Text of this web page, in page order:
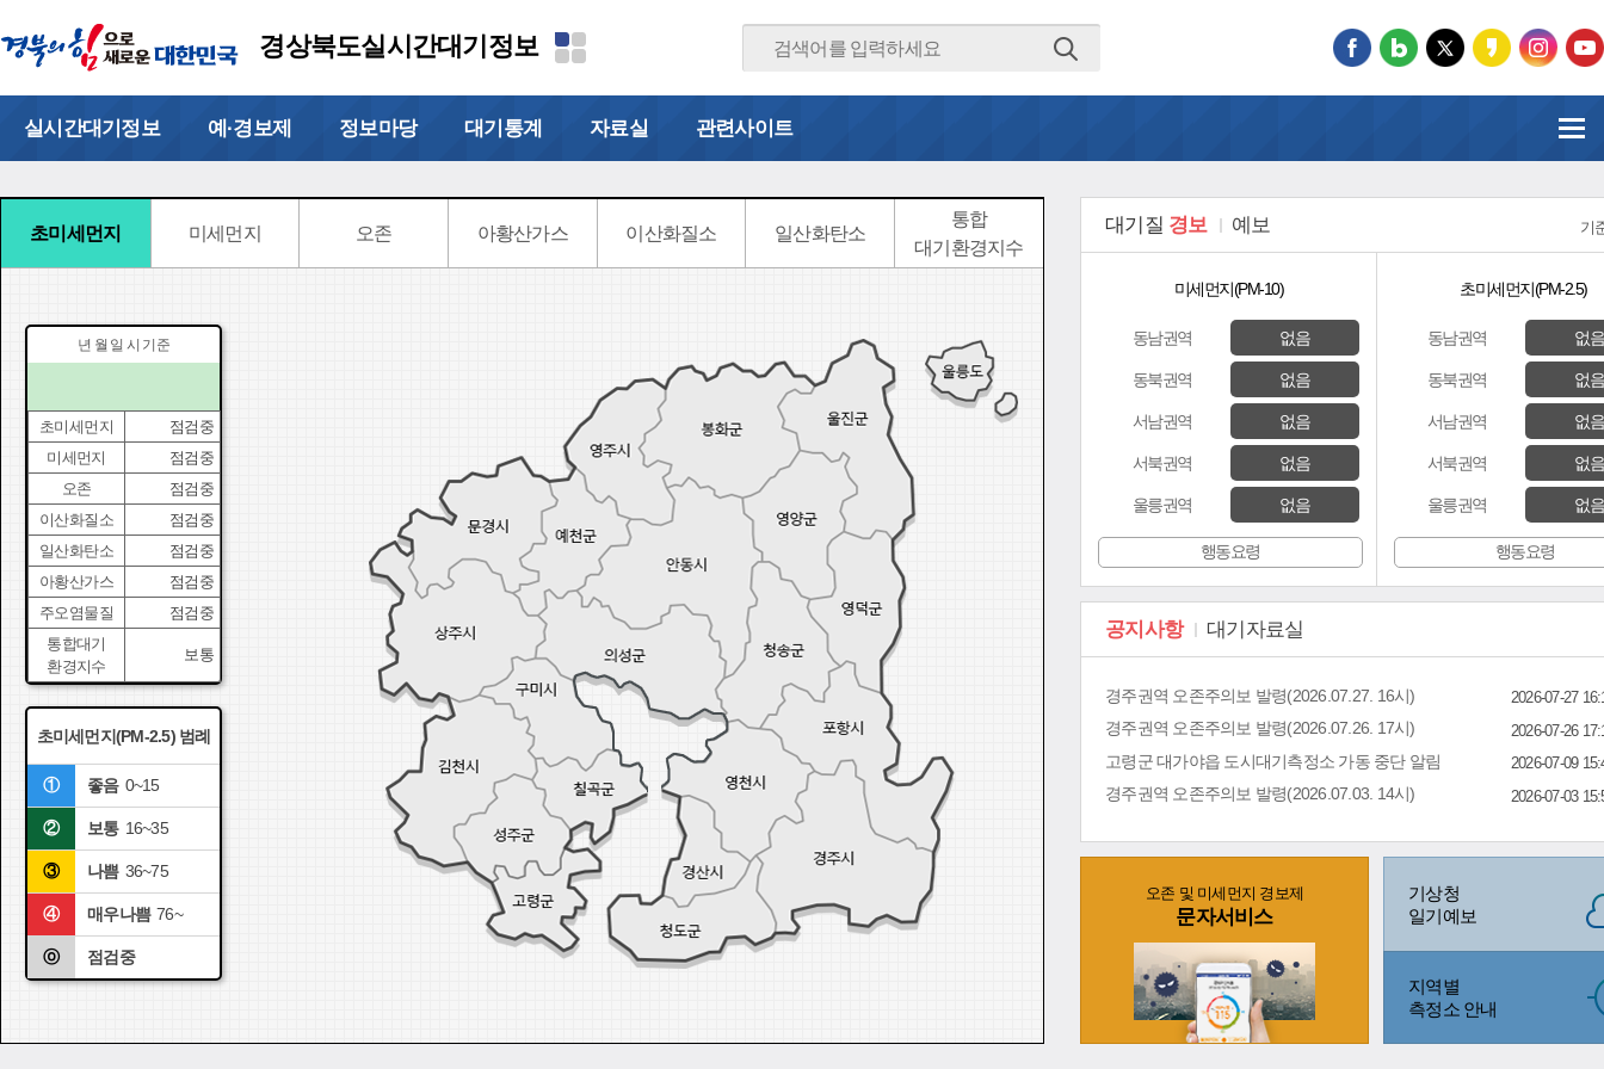
경상북도실시간대기정보
실시간대기정보 예·경보제 정보마당 대기통계 자료실 관련사이트
초미세먼지
년 월 일 시 기준
초미세먼지
점검중
미세먼지
점검중
오존
점검중
이산화질소
점검중
일산화탄소
점검중
아황산가스
점검중
주오염물질
점검중
통합대기
환경지수
보통
초미세먼지(PM-2.5) 범례
① 좋음 0~15
② 보통 16~35
③ 나쁨 36~75
④ 매우나쁨 76~
ⓞ 점검중
미세먼지 오존 아황산가스 이산화질소 일산화탄소
통합
대기환경지수
대기질 경보
미세먼지(PM-10)
동남권역 없음
동북권역 없음
서남권역 없음
서북권역 없음
울릉권역 없음
행동요령
초미세먼지(PM-2.5)
동남권역 없음
동북권역 없음
서남권역 없음
서북권역 없음
울릉권역 없음
행동요령
예보 기
공지사항
경주권역 오존주의보 발령(2026.07.27. 16시) 2026-07-27
경주권역 오존주의보 발령(2026.07.26. 17시) 2026-07-26
고령군 대가야읍 도시대기측정소 가동 중단 알림 2026-07-09
경주권역 오존주의보 발령(2026.07.03. 14시) 2026-07-03
대기자료실
오존 및 미세먼지 경보제
문자서비스
기상청
일기예보
지역별
측정소 안내